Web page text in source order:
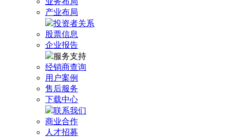
产业布局
投资者关系
股票信息
企业报告
服务支持
经销商查询
用户案例
售后服务
下载中心
联系我们
商业合作
人才招募